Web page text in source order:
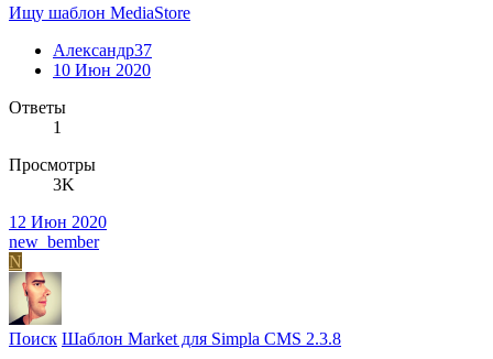
Ищу шаблон MediaStore
Александр37
10 Июн 2020
Ответы
1
Просмотры
3K
12 Июн 2020
new_bember
N
Поиск Шаблон Market для Simpla CMS 2.3.8